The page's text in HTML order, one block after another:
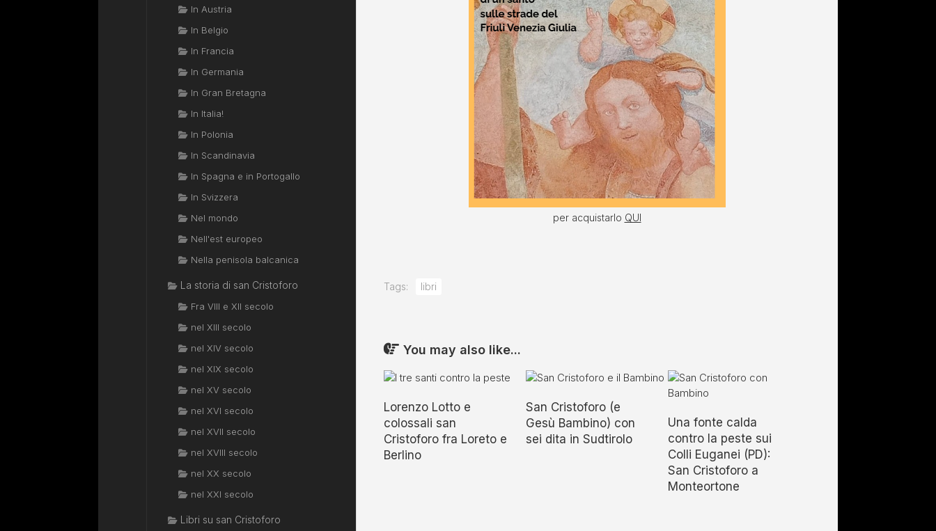
per acquistarlo QUI
Tags: libri
You may also like...
Lorenzo Lotto e
colossali san
Cristoforo fra Loreto e
Berlino
San Cristoforo (e
Gesù Bambino) con
sei dita in Sudtirolo
Una fonte calda
contro la peste sui
Colli Euganei (PD):
San Cristoforo a
Monteortone
In Austria
In Belgio
In Francia
In Germania
In Gran Bretagna
In Italia!
In Polonia
In Scandinavia
In Spagna e in Portogallo
In Svizzera
Nel mondo
Nell'est europeo
Nella penisola balcanica
La storia di san Cristoforo
Fra VIII e XII secolo
nel XIII secolo
nel XIV secolo
nel XIX secolo
nel XV secolo
nel XVI secolo
nel XVII secolo
nel XVIII secolo
nel XX secolo
nel XXI secolo
Libri su san Cristoforo